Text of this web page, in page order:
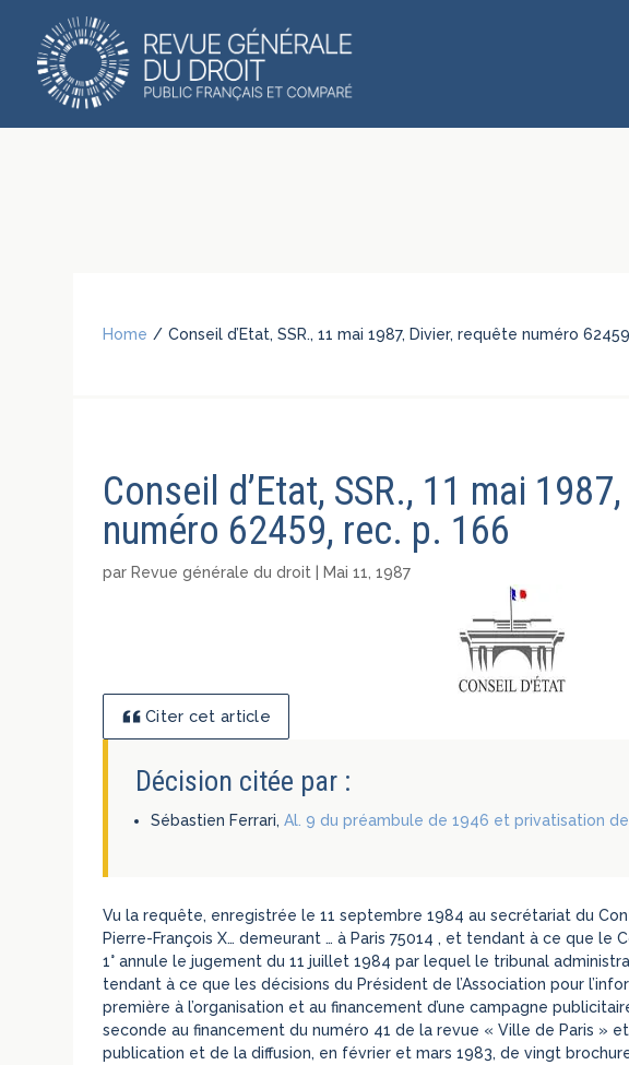
Home / Conseil d’Etat, SSR., 11 mai 1987, Divier, requête numéro
Conseil d’Etat, SSR., 11 mai
numéro 62459, rec. p. 166
par Revue générale du droit Mai 11, 1987
Citer cet article
Décision citée par :
Sébastien Ferrari,Al. 9 du préambule de 1946 et privatisation
Vu la requête, enregistrée le 11 septembre 1984 au secrétariat du
Pierre-François X… demeurant … à Paris 75014 , et tendant à ce que le
1° annule le jugement du 11 juillet 1984 par lequel le tribunal
tendant à ce que les décisions du Président de l’Association pour
première à l’organisation et au financement d’une campagne
seconde au financement du numéro 41 de la revue « Ville de Paris »
publication et de la diffusion, en février et mars 1983, de vingt